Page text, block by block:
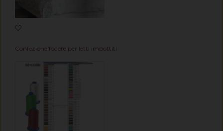
Confezione fodere per letti imbottiti